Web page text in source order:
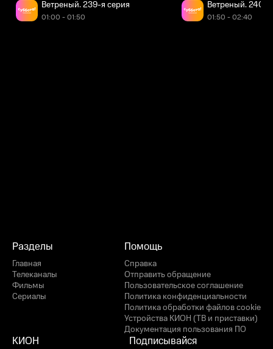
Ветреный. 239-я серия
01:00 - 01:50
Ветреный. 240-
01:50 - 02:40
Разделы
Главная
Телеканалы
Фильмы
Сериалы
Помощь
Справка
Отправить обращение
Пользовательское соглашение
Политика конфиденциальности
Политика обработки файлов cookie
Устройства КИОН (ТВ и приставки)
Документация пользования ПО
КИОН Подписывайся